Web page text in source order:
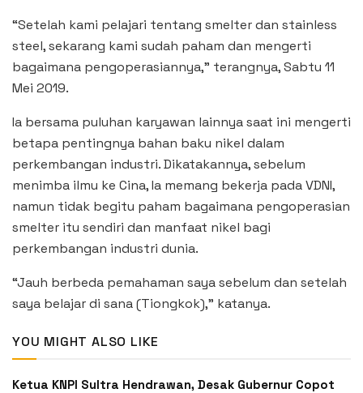
“Setelah kami pelajari tentang smelter dan stainless
steel, sekarang kami sudah paham dan mengerti
bagaimana pengoperasiannya,” terangnya, Sabtu 11
Mei 2019.
Ia bersama puluhan karyawan lainnya saat ini mengerti
betapa pentingnya bahan baku nikel dalam
perkembangan industri. Dikatakannya, sebelum
menimba ilmu ke Cina, Ia memang bekerja pada VDNI,
namun tidak begitu paham bagaimana pengoperasian
smelter itu sendiri dan manfaat nikel bagi
perkembangan industri dunia.
“Jauh berbeda pemahaman saya sebelum dan setelah
saya belajar di sana (Tiongkok),” katanya.
YOU MIGHT ALSO LIKE
Ketua KNPI Sultra Hendrawan, Desak Gubernur Copot